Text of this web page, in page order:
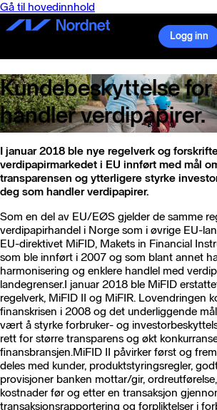
Gå til hovedinnhold
Logg inn
Kundebeskyttelse for
handler verdipapirer.
I januar 2018 ble nye regelverk og
verdipapirmarkedet i EU innført med mål
transparensen og ytterligere styrke
deg som handler verdipapirer.
Som en del av EU/EØS gjelder de samme
verdipapirhandel i Norge som i øvrige EU-
EU-direktivet MiFID, Makets in Financial
som ble innført i 2007 og som blant annet
harmonisering og enklere handlel med
landegrenser.I januar 2018 ble MiFID
regelverk, MiFID II og MiFIR. Lovendringen
finanskrisen i 2008 og det underliggende
vært å styrke forbruker- og
rett for større transparens og økt
finansbransjen.MiFID II påvirker først og
deles med kunder, produktstyringsregler,
provisjoner banken mottar/gir,
kostnader før og etter en transaksjon
transaksjonsrapportering og forpliktelser i